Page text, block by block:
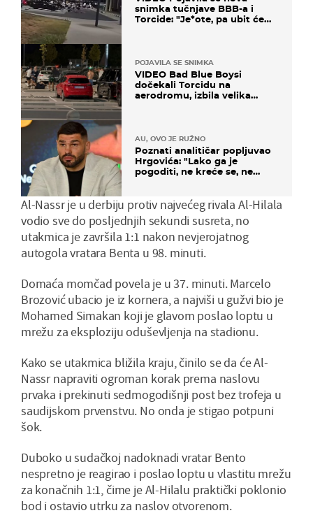
snimka tučnjave BBB-a i
Torcide: "Je*ote, pa ubit će
POJAVILA SE SNIMKA
VIDEO Bad Blue Boysi
dočekali Torcidu na
aerodromu, izbila velika
AU, OVO JE RUŽNO
Poznati analitičar popljuvao
Hrgovića: "Lako ga je
pogoditi, ne kreće se, ne
Al-Nassr je u derbiju protiv najvećeg rivala Al-Hilala
vodio sve do posljednjih sekundi susreta, no
utakmica je završila 1:1 nakon nevjerojatnog
autogola vratara Benta u 98. minuti.
Domaća momčad povela je u 37. minuti. Marcelo
Brozović ubacio je iz kornera, a najviši u gužvi bio je
Mohamed Simakan koji je glavom poslao loptu u
mrežu za eksploziju oduševljenja na stadionu.
Kako se utakmica bližila kraju, činilo se da će Al-
Nassr napraviti ogroman korak prema naslovu
prvaka i prekinuti sedmogodišnji post bez trofeja u
saudijskom prvenstvu. No onda je stigao potpuni
šok.
Duboko u sudačkoj nadoknadi vratar Bento
nespretno je reagirao i poslao loptu u vlastitu mrežu
za konačnih 1:1, čime je Al-Hilalu praktički poklonio
bod i ostavio utrku za naslov otvorenom.